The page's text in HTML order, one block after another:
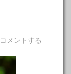
コメントする